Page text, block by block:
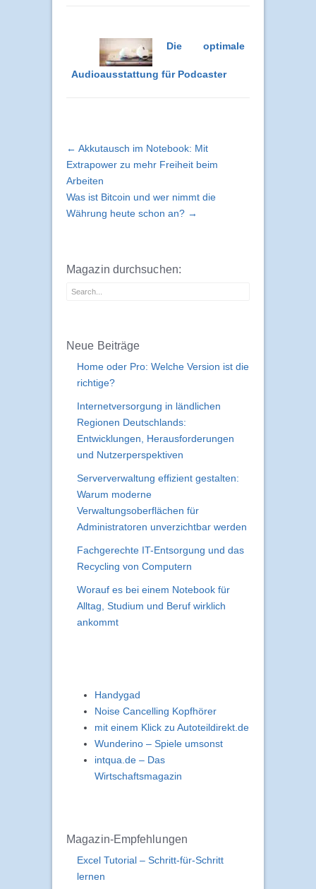
Die optimale
Audioausstattung für Podcaster
← Akkutausch im Notebook: Mit
Extrapower zu mehr Freiheit beim
Arbeiten
Was ist Bitcoin und wer nimmt die
Währung heute schon an? →
Magazin durchsuchen:
Neue Beiträge
Home oder Pro: Welche Version ist die
richtige?
Internetversorgung in ländlichen
Regionen Deutschlands:
Entwicklungen, Herausforderungen
und Nutzerperspektiven
Serververwaltung effizient gestalten:
Warum moderne
Verwaltungsoberflächen für
Administratoren unverzichtbar werden
Fachgerechte IT-Entsorgung und das
Recycling von Computern
Worauf es bei einem Notebook für
Alltag, Studium und Beruf wirklich
ankommt
Handygad
Noise Cancelling Kopfhörer
mit einem Klick zu Autoteildirekt.de
Wunderino – Spiele umsonst
intqua.de – Das
Wirtschaftsmagazin
Magazin-Empfehlungen
Excel Tutorial – Schritt-für-Schritt
lernen